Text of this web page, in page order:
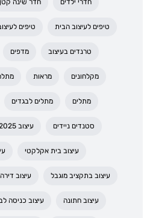
טיפים לעיצוב הבית טיפים
טרנדים בעיצוב מדפים
מקלחונים מראות
מתלים מתלים לבגדים
סטנדים ניידים עיצוב 2025
עיצוב בית אקלקטי
עיצוב בתקציב מוגבל עיצוב
עיצוב חתונה עיצוב כניסה